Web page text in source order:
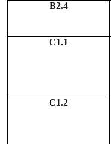
B2.4
C1.1
C1.2